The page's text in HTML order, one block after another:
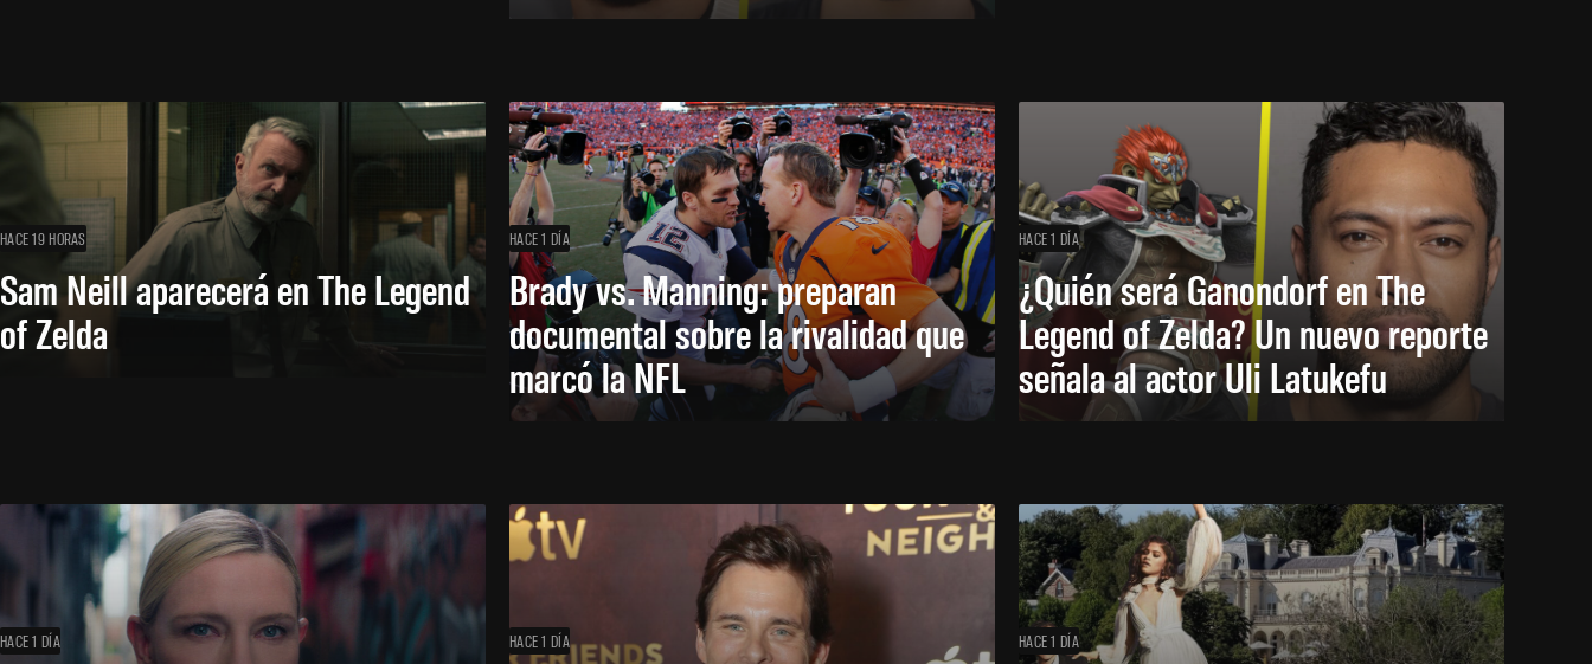
HACE 19 HORAS
Sam Neill aparecerá en The Legend
of Zelda
HACE 1 DÍA
Brady vs. Manning: preparan
documental sobre la rivalidad que
marcó la NFL
HACE 1 DÍA
¿Quién será Ganondorf en The
Legend of Zelda? Un nuevo reporte
señala al actor Uli Latukefu
HACE 1 DÍA HACE 1 DÍA HACE 1 DÍA